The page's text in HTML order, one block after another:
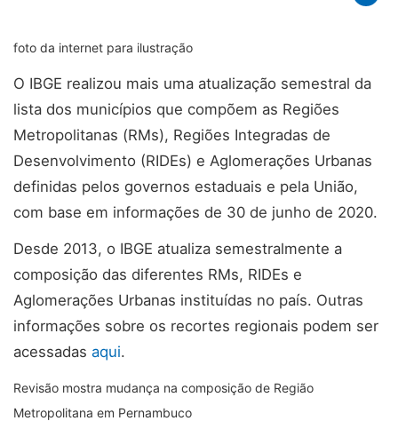
foto da internet para ilustração
O IBGE realizou mais uma atualização semestral da
lista dos municípios que compõem as Regiões
Metropolitanas (RMs), Regiões Integradas de
Desenvolvimento (RIDEs) e Aglomerações Urbanas
definidas pelos governos estaduais e pela União,
com base em informações de 30 de junho de 2020.
Desde 2013, o IBGE atualiza semestralmente a
composição das diferentes RMs, RIDEs e
Aglomerações Urbanas instituídas no país. Outras
informações sobre os recortes regionais podem ser
acessadas aqui.
Revisão mostra mudança na composição de Região
Metropolitana em Pernambuco